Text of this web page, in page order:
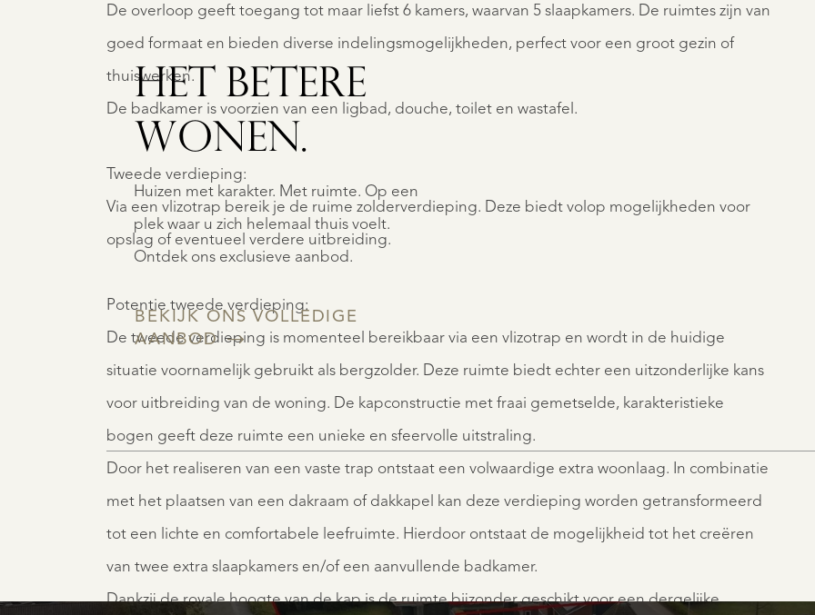
De overloop geeft toegang tot maar liefst 6 kamers, waarvan 5 slaapkamers. De ruimtes zijn van
goed formaat en bieden diverse indelingsmogelijkheden, perfect voor een groot gezin of
thuiswerken.
De badkamer is voorzien van een ligbad, douche, toilet en wastafel.
Tweede verdieping:
Via een vlizotrap bereik je de ruime zolderverdieping. Deze biedt volop mogelijkheden voor
opslag of eventueel verdere uitbreiding.
Potentie tweede verdieping:
De tweede verdieping is momenteel bereikbaar via een vlizotrap en wordt in de huidige
situatie voornamelijk gebruikt als bergzolder. Deze ruimte biedt echter een uitzonderlijke kans
voor uitbreiding van de woning. De kapconstructie met fraai gemetselde, karakteristieke
bogen geeft deze ruimte een unieke en sfeervolle uitstraling.
Door het realiseren van een vaste trap ontstaat een volwaardige extra woonlaag. In combinatie
met het plaatsen van een dakraam of dakkapel kan deze verdieping worden getransformeerd
tot een lichte en comfortabele leefruimte. Hierdoor ontstaat de mogelijkheid tot het creëren
van twee extra slaapkamers en/of een aanvullende badkamer.
Dankzij de royale hoogte van de kap is de ruimte bijzonder geschikt voor een dergelijke
HET BETERE
WONEN.
Huizen met karakter. Met ruimte. Op een
plek waar u zich helemaal thuis voelt.
Ontdek ons exclusieve aanbod.
BEKIJK ONS VOLLEDIGE
AANBOD
K.K.
REGISTREER